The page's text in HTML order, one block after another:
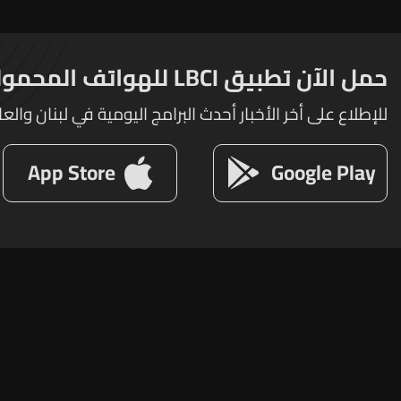
حمل الآن تطبيق LBCI للهواتف المحمولة
للإطلاع على أخر الأخبار أحدث البرامج اليومية في لبنان
Google Play
App Store